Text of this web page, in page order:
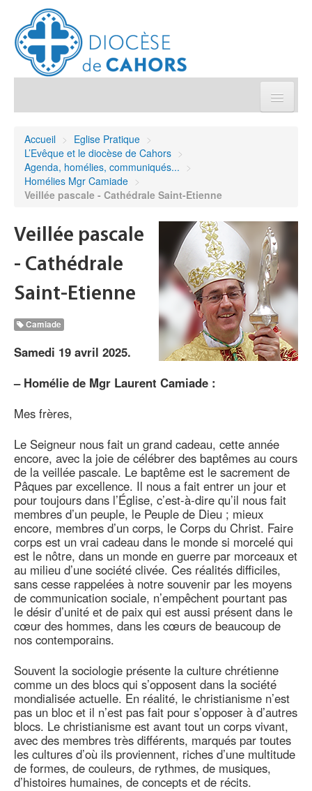
Démarches et sacrements
Sanctuaires & Pélerinages
Agenda diocésain
Accueil > Eglise Pratique >
L’Evêque et le diocèse de Cahors >
Agenda, homélies, communiqués... >
Homélies Mgr Camiade >
Veillée pascale - Cathédrale Saint-Etienne
Veillée pascale
- Cathédrale
Saint-Etienne
Camiade
Samedi 19 avril 2025.
– Homélie de Mgr Laurent Camiade :
Mes frères,
Le Seigneur nous fait un grand cadeau, cette année
encore, avec la joie de célébrer des baptêmes au cours
de la veillée pascale. Le baptême est le sacrement de
Pâques par excellence. Il nous a fait entrer un jour et
pour toujours dans l’Église, c’est-à-dire qu’il nous fait
membres d’un peuple, le Peuple de Dieu ; mieux
encore, membres d’un corps, le Corps du Christ. Faire
corps est un vrai cadeau dans le monde si morcelé qui
est le nôtre, dans un monde en guerre par morceaux et
au milieu d’une société clivée. Ces réalités difficiles,
sans cesse rappelées à notre souvenir par les moyens
de communication sociale, n’empêchent pourtant pas
le désir d’unité et de paix qui est aussi présent dans le
cœur des hommes, dans les cœurs de beaucoup de
nos contemporains.
Souvent la sociologie présente la culture chrétienne
comme un des blocs qui s’opposent dans la société
mondialisée actuelle. En réalité, le christianisme n’est
pas un bloc et il n’est pas fait pour s’opposer à d’autres
blocs. Le christianisme est avant tout un corps vivant,
avec des membres très différents, marqués par toutes
les cultures d’où ils proviennent, riches d’une multitude
de formes, de couleurs, de rythmes, de musiques,
d’histoires humaines, de concepts et de récits.